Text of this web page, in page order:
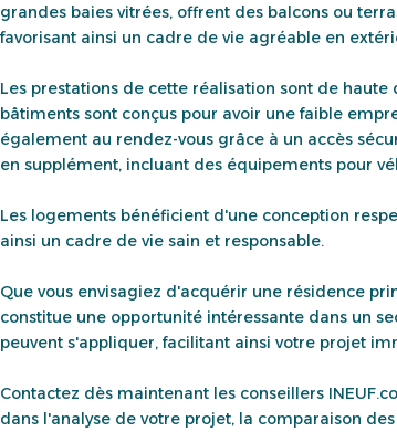
grandes baies vitrées, offrent des balcons ou
favorisant ainsi un cadre de vie agréable en
Les prestations de cette réalisation sont de
bâtiments sont conçus pour avoir une faible
également au rendez-vous grâce à un accès
en supplément, incluant des équipements pour
Les logements bénéficient d'une conception
ainsi un cadre de vie sain et responsable.
Que vous envisagiez d'acquérir une résidence
constitue une opportunité intéressante dans un
peuvent s'appliquer, facilitant ainsi votre projet
Contactez dès maintenant les conseillers
dans l'analyse de votre projet, la comparaison